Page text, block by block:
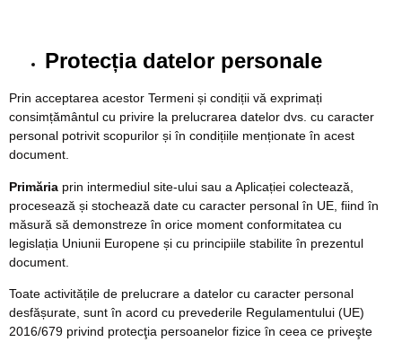
Protecția datelor personale
Prin acceptarea acestor Termeni și condiții vă exprimați
consimțământul cu privire la prelucrarea datelor dvs. cu caracter
personal potrivit scopurilor și în condițiile menționate în acest
document.
Primăria prin intermediul site-ului sau a Aplicației colectează,
procesează și stochează date cu caracter personal în UE, fiind în
măsură să demonstreze în orice moment conformitatea cu
legislația Uniunii Europene și cu principiile stabilite în prezentul
document.
Toate activitățile de prelucrare a datelor cu caracter personal
desfășurate, sunt în acord cu prevederile Regulamentului (UE)
2016/679 privind protecţia persoanelor fizice în ceea ce priveşte